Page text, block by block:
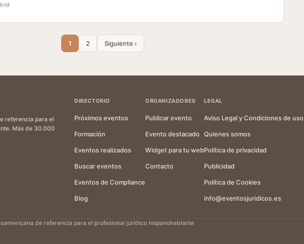
1 2 Siguiente ›
referencia para el
Más de 30.000
DIRECTORIO
Próximos eventos
Formación
Eventos realizados
Buscar eventos
Eventos de Compliance
Blog
ORGANIZADORES
Publicar evento
Evento destacado
Widget para tu web
Contacto
LEGAL
Aviso Legal y Condiciones de uso
Quienes somos
Política de privacidad
Publicidad
Política de Cookies
info@eventosjuridicos.es
de referencia para el profesional jurídico hispanohablante